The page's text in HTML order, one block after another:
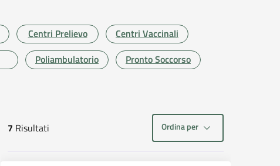
Centri Prelievo
Centri Vaccinali
Poliambulatorio
Pronto Soccorso
risultati di ricerca
7 Risultati Ordina per